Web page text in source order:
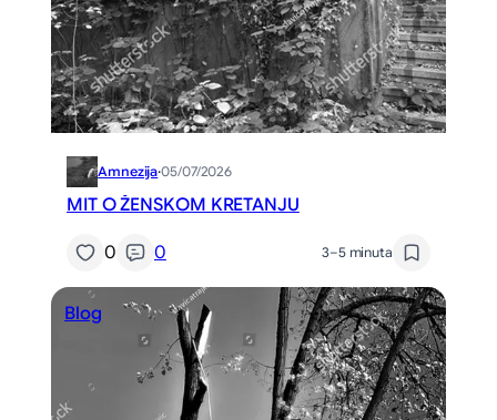
Amnezija·05/07/2026
MIT O ŽENSKOM KRETANJU
0 0 3–5 minuta
Blog